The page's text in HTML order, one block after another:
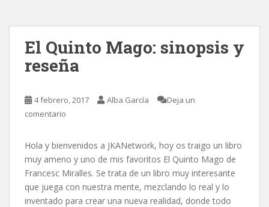
El Quinto Mago: sinopsis y
reseña
4 febrero, 2017 Alba García
Deja un
comentario
Hola y bienvenidos a JKANetwork, hoy os traigo un libro
muy ameno y uno de mis favoritos El Quinto Mago de
Francesc Miralles. Se trata de un libro muy interesante
que juega con nuestra mente, mezclando lo real y lo
inventado para crear una nueva realidad, donde todo